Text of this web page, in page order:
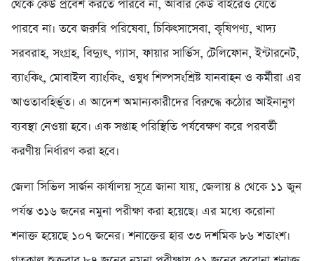
থেকে কেউ প্রবেশ করতে পারবে না, আবার কেউ বাইরেও যেতে
পারবে না। তবে জরুরি পরিষেবা, চিকিৎসাসেবা, কৃষিপণ্য, খাদ্য
সরবরাহ, সংগ্রহ, বিদ্যুৎ, গ্যাস, ফায়ার সার্ভিস, টেলিফোন, ইন্টারনেট,
ব্যাংকিং, মোবাইল ব্যাংকিং, ওষুধ শিল্পসংশ্রিষ্ট যানবাহন ও কর্মীরা এর
আওতাবহির্ভূত। এ আদেশ অমান্যকারীদের বিরুদ্ধে কঠোর আইনানুগ
ব্যবস্থা নেওয়া হবে। এক সপ্তাহ পরিস্থিতি পর্যবেক্ষণ করে পরবর্তী
করণীয় নির্ধারণ করা হবে।
জেলা সিভিল সার্জন কার্যালয় সূত্রে জানা যায়, জেলায় ৪ থেকে ১১ জুন
পর্যন্ত ৩১৬ জনের নমুনা পরীক্ষা করা হয়েছে। এর মধ্যে করোনা
শনাক্ত হয়েছে ১০৭ জনের। শনাক্তের হার ৩৩ দশমিক ৮৬ শতাংশ।